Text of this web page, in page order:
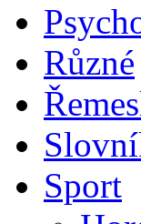
Různé
Sport